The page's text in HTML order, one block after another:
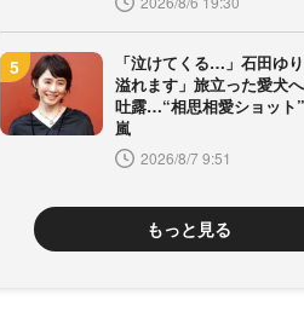
「泣けてくる…」石田ゆ
溢れます」旅立った愛犬
吐露…“相思相愛ショット
嵐
2026/8/7 9:51
もっと見る